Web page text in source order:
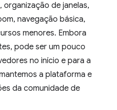
de janelas,
navegação básica,
menores. Embora
pode ser um pouco
no início e para a
a plataforma e
da comunidade de